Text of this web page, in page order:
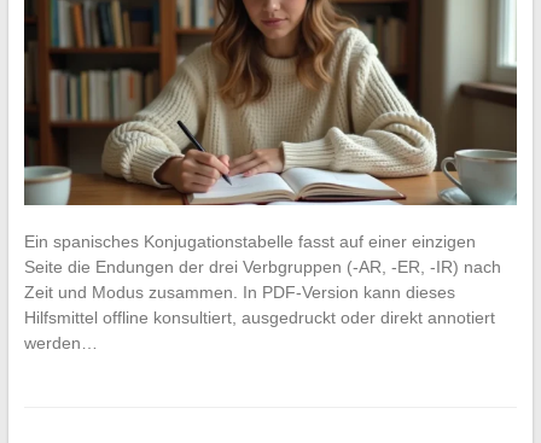
Ein spanisches Konjugationstabelle fasst auf einer einzigen
Seite die Endungen der drei Verbgruppen (-AR, -ER, -IR) nach
Zeit und Modus zusammen. In PDF-Version kann dieses
Hilfsmittel offline konsultiert, ausgedruckt oder direkt annotiert
werden…